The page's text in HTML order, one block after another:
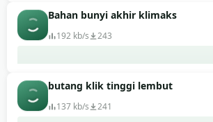
Bahan bunyi akhir klimaks
192 kb/s 243
butang klik tinggi lembut
137 kb/s 241